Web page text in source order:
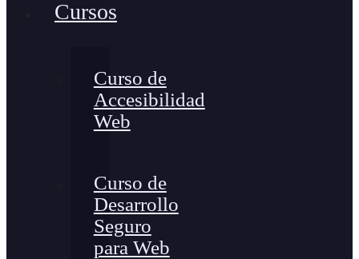
Cursos
Curso de
Accesibilidad
Web
Curso de
Desarrollo
Seguro
para Web